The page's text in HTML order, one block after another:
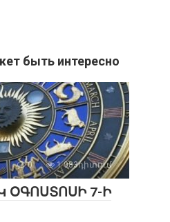
быть интересно
0 1 983դիտում
ՕԳՈՍՏՈՍԻ 7-Ի